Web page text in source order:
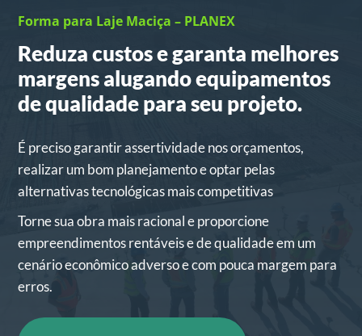
Forma para Laje Maciça – PLANEX
Reduza custos e garanta melhores
margens alugando equipamentos
de qualidade para seu projeto.
É preciso garantir assertividade nos orçamentos,
realizar um bom planejamento e optar pelas
alternativas tecnológicas mais competitivas
Torne sua obra mais racional e proporcione
empreendimentos rentáveis e de qualidade em um
cenário econômico adverso e com pouca margem para
erros.